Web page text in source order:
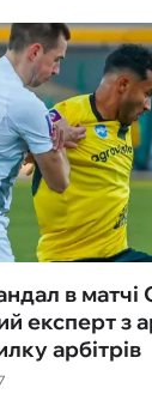
в матчі
експерт з
арбітрів